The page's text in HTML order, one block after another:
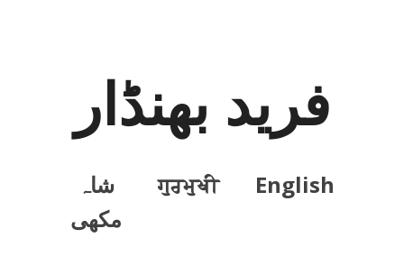
فرید بھنڈار
English
ਗੁਰਮੁਖੀ
شاہ
مکھی